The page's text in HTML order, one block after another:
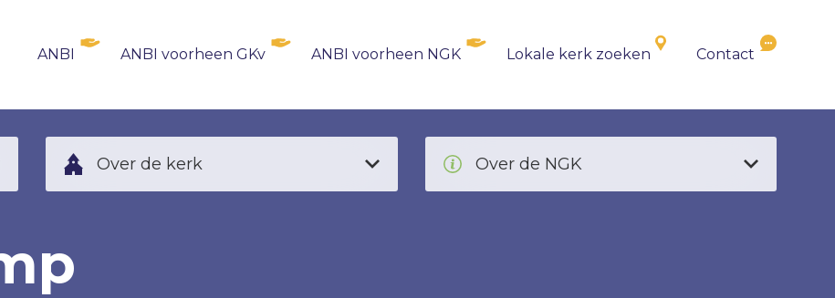
Over de kerk Over de NGK
ANBI ANBI voorheen GKv ANBI voorheen NGK Lokale kerk zoeken Contact